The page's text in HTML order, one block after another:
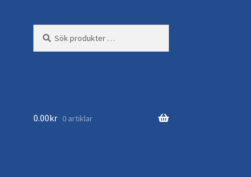
efter:
0.00kr 0 artiklar